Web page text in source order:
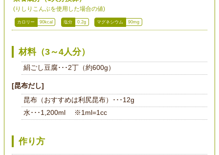
(りしりこんぶを使用した場合の値)
カロリー 90kcal 塩分 0.2g マグネシウム 90mg
材料（3～4人分）
絹ごし豆腐･･･2丁（約600g）
[昆布だし]
昆布（おすすめは利尻昆布）･･･12g
水･･･1,200ml ※1ml=1cc
作り方